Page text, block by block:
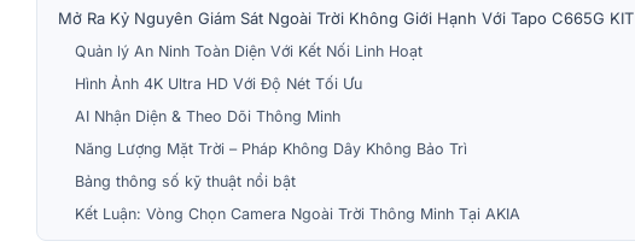
Mở Ra Kỷ Nguyên Giám Sát Ngoài Trời Không Giới Hạnh Với Tapo C665G KIT
Quản lý An Ninh Toàn Diện Với Kết Nối Linh Hoạt
Hình Ảnh 4K Ultra HD Với Độ Nét Tối Ưu
AI Nhận Diện & Theo Dõi Thông Minh
Năng Lượng Mặt Trời – Pháp Không Dây Không Bảo Trì
Bảng thông số kỹ thuật nổi bật
Kết Luận: Vòng Chọn Camera Ngoài Trời Thông Minh Tại AKIA